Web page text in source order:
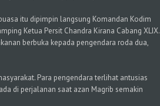
itu dipimpin langsung Komandan Kodim
Ketua Persit Chandra Kirana Cabang XLIX.
berbuka kepada pengendara roda dua,
Para pengendara terlihat antusias
di perjalanan saat azan Magrib semakin